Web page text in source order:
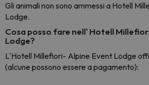
Gli animali non sono ammessi a Hotell
Lodge.
Cosa posso fare nell' Hotell
Lodge?
L'Hotell Millefiori- Alpine Event Lodge
(alcune possono essere a pagamento):